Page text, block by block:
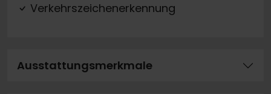
Verkehrszeichenerkennung
Ausstattungsmerkmale